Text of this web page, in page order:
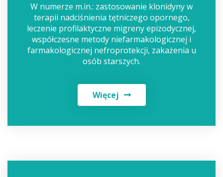
W numerze m.in.: zastosowanie klonidyny w
terapii nadciśnienia tętniczego opornego,
leczenie profilaktyczne migreny epizodycznej,
współczesne metody niefarmakologicznej i
farmakologicznej nefroprotekcji, zakażenia u
osób starszych.
Więcej